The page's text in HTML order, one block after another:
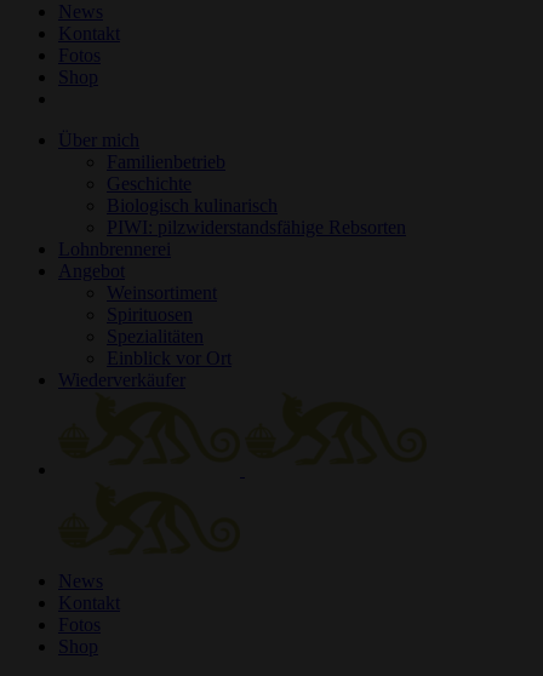
News
Kontakt
Fotos
Shop
Über mich
Familienbetrieb
Geschichte
Biologisch kulinarisch
PIWI: pilzwiderstandsfähige Rebsorten
Lohnbrennerei
Angebot
Weinsortiment
Spirituosen
Spezialitäten
Einblick vor Ort
Wiederverkäufer
News
Kontakt
Fotos
Shop